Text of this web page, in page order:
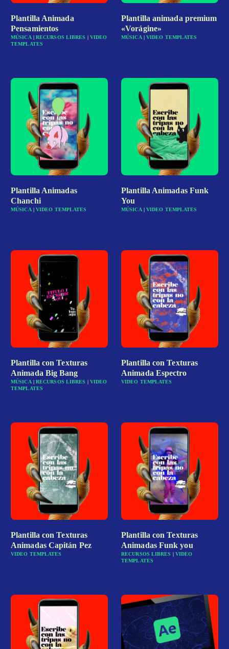
Plantilla Animada
Pensamientos
MÚSICA| RECURSOS LIBRES | VIDEO
TEMPLATES
Plantilla animada premium
«Vorágine»
MÚSICA| VIDEO TEMPLATES
Plantilla Animadas
Chanchi
MÚSICA| VIDEO TEMPLATES
Plantilla Animadas Funk
You
MÚSICA| VIDEO TEMPLATES
Plantilla con Texturas
Animada Big Bang
MÚSICA| RECURSOS LIBRES | VIDEO
TEMPLATES
Plantilla con Texturas
Animada Espectro
VIDEO TEMPLATES
Plantilla con Texturas
Animadas Capitán Pez
VIDEO TEMPLATES
Plantilla con Texturas
Animadas Funk you
RECURSOS LIBRES | VIDEO
TEMPLATES